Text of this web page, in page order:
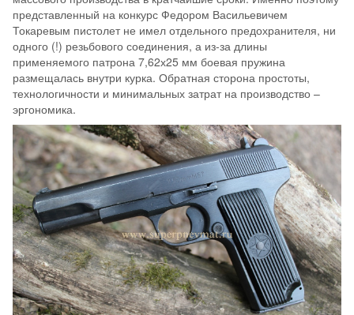
представленный на конкурс Федором Васильевичем
Токаревым пистолет не имел отдельного предохранителя, ни
одного (!) резьбового соединения, а из-за длины
применяемого патрона 7,62х25 мм боевая пружина
размещалась внутри курка. Обратная сторона простоты,
технологичности и минимальных затрат на производство –
эргономика.